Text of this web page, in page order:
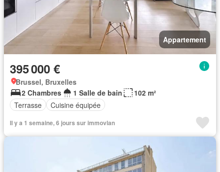
Appartement
395 000 €
Brussel, Bruxelles
2 Chambres
1 Salle de bain
102 m²
Terrasse
Cuisine équipée
Il y a 1 semaine, 6 jours sur immovlan